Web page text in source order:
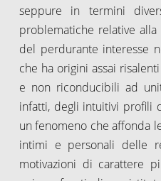
seppure in termini
problematiche relative
del perdurante interesse
che ha origini assai
e non riconducibili ad
infatti, degli intuitivi profili
un fenomeno che affonda
intimi e personali delle
motivazioni di carattere